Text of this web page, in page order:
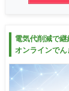
電気代削減で
オンラインで